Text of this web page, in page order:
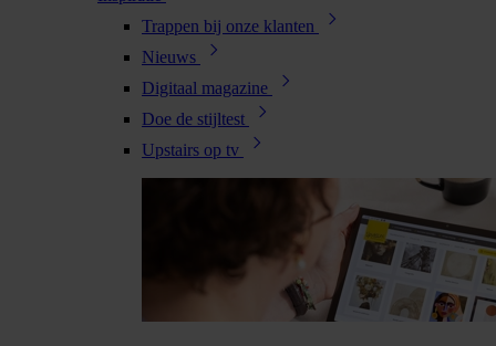
Trappen bij onze klanten
Nieuws
Digitaal magazine
Doe de stijltest
Upstairs op tv